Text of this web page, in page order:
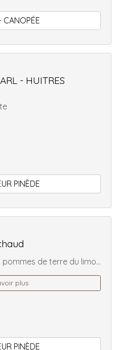
CANOPÉE
- HUITRES
PINÈDE
de terre du limo...
plus
PINÈDE